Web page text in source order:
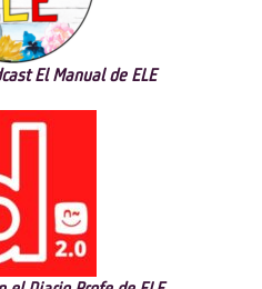
El Manual de ELE